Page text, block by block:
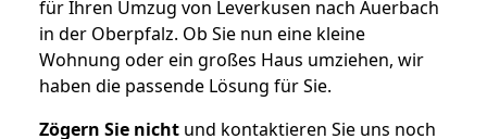
für Ihren Umzug von Leverkusen nach Auerbach
in der Oberpfalz. Ob Sie nun eine kleine
Wohnung oder ein großes Haus umziehen, wir
haben die passende Lösung für Sie.
Zögern Sie nicht und kontaktieren Sie uns noch